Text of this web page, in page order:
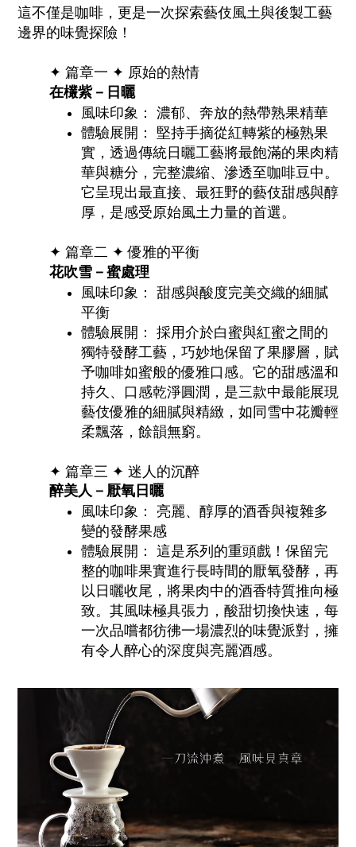
這不僅是咖啡，更是一次探索藝伎風土與後製工藝
邊界的味覺探險！
✦ 篇章一 ✦ 原始的熱情
在欉紫－日曬
風味印象： 濃郁、奔放的熱帶熟果精華
體驗展開： 堅持手摘從紅轉紫的極熟果
實，透過傳統日曬工藝將最飽滿的果肉精
華與糖分，完整濃縮、滲透至咖啡豆中。
它呈現出最直接、最狂野的藝伎甜感與醇
厚，是感受原始風土力量的首選。
✦ 篇章二 ✦優雅的平衡
花吹雪－蜜處理
風味印象： 甜感與酸度完美交織的細膩
平衡
體驗展開： 採用介於白蜜與紅蜜之間的
獨特發酵工藝，巧妙地保留了果膠層，賦
予咖啡如蜜般的優雅口感。它的甜感溫和
持久、口感乾淨圓潤，是三款中最能展現
藝伎優雅的細膩與精緻，如同雪中花瓣輕
柔飄落，餘韻無窮。
✦ 篇章三 ✦ 迷人的沉醉
醉美人－厭氧日曬
風味印象： 亮麗、醇厚的酒香與複雜多
變的發酵果感
體驗展開： 這是系列的重頭戲！保留完
整的咖啡果實進行長時間的厭氧發酵，再
以日曬收尾，將果肉中的酒香特質推向極
致。其風味極具張力，酸甜切換快速，每
一次品嚐都彷彿一場濃烈的味覺派對，擁
有令人醉心的深度與亮麗酒感。